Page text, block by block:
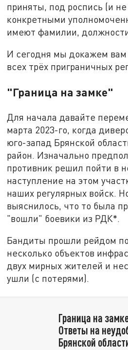
приняты, под роспись (и
конкретными
имеют фамилии,
И сегодня мы докажем вам
всех трёх приграничных
"Граница на замке"
Для начала давайте
марта 2023-го, когда
юго-запад Брянской
район. Изначально
противник решил пойти в
наступление на этом
наших регулярных войск.
выяснилось, что то была
"вошли" боевики из РДК*.
Бандиты прошли рейдом
несколько объектов
двух мирных жителей и
ушли (с потерями).
Граница на
Ответы на
Брянской